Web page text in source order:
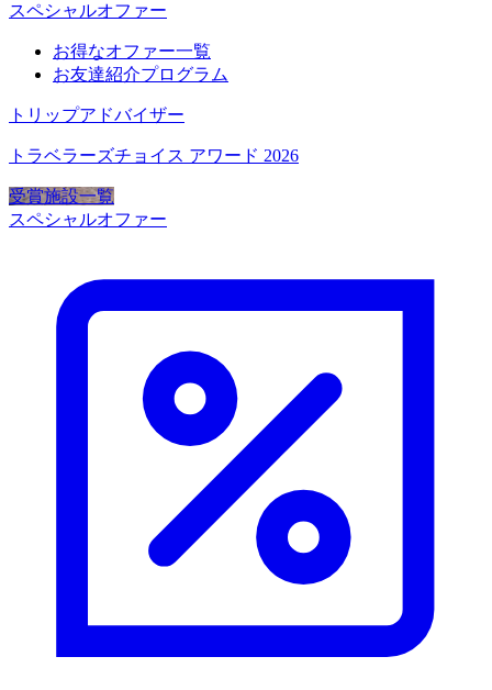
スペシャルオファー
お得なオファー一覧
お友達紹介プログラム
トリップアドバイザー
トラベラーズチョイス アワード 2026
受賞施設一覧
スペシャルオファー